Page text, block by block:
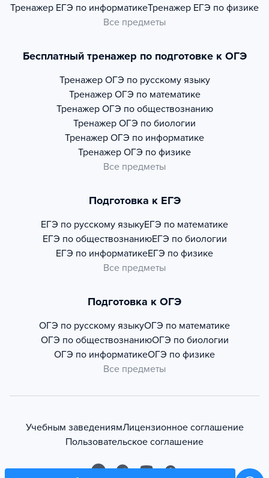
Тренажер ЕГЭ по информатикеТренажер ЕГЭ по физике
Все предметы
Бесплатный тренажер по подготовке к ОГЭ
Тренажер ОГЭ по русскому языку
Тренажер ОГЭ по математике
Тренажер ОГЭ по обществознанию
Тренажер ОГЭ по биологии
Тренажер ОГЭ по информатике
Тренажер ОГЭ по физике
Все предметы
Подготовка к ЕГЭ
ЕГЭ по русскому языкуЕГЭ по математике
ЕГЭ по обществознаниюЕГЭ по биологии
ЕГЭ по информатикеЕГЭ по физике
Все предметы
Подготовка к ОГЭ
ОГЭ по русскому языкуОГЭ по математике
ОГЭ по обществознаниюОГЭ по биологии
ОГЭ по информатикеОГЭ по физике
Все предметы
Учебным заведениямЛицензионное соглашение
Пользовательское соглашение